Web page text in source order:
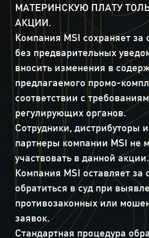
МАТЕРИНСКУЮ ПЛАТУ
АКЦИИ.
Компания MSI сохраняет за
без предварительных
вносить изменения в
предлагаемого промо-
соответствии с
регулирующих органов.
Сотрудники, дистрибуторы
партнеры компании MSI не
участвовать в данной акции.
Компания MSI оставляет за
обратиться в суд при
противозаконных или
заявок.
Стандартная процедура